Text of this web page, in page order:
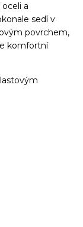
a
sedí v
povrchem,
komfortní